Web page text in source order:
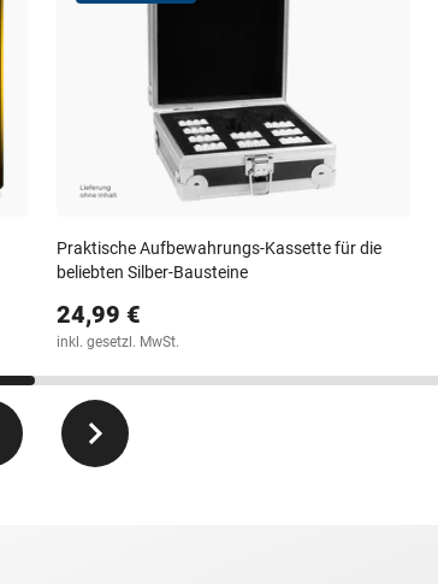
Praktische Aufbewahrungs-Kassette für die
beliebten Silber-Bausteine
24,99 €
inkl. gesetzl. MwSt.